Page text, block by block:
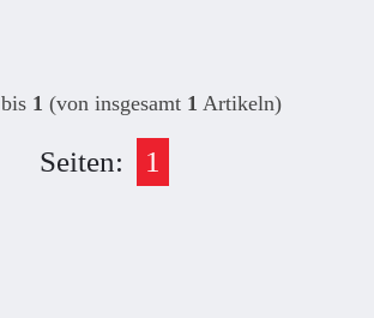
bis 1 (von insgesamt 1 Artikeln)
Seiten: 1